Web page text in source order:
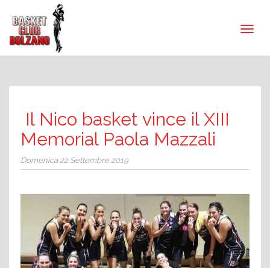
Il Nico basket vince il XIII
Memorial Paola Mazzali
Domenica 22 Settembre 2019